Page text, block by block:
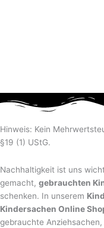
Hinweis: Kein
§19 (1) UStG.
Nachhaltigkeit ist uns
gemacht, gebrauchten
schenken. In unserem
Kindersachen Online
gebrauchte